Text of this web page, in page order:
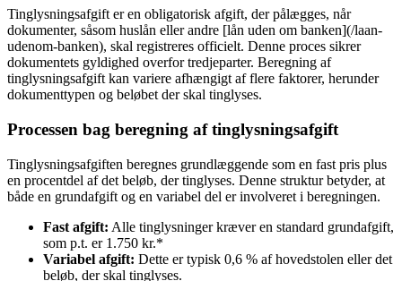
Tinglysningsafgift er en obligatorisk afgift, der pålægges, når
dokumenter, såsom huslån eller andre [lån uden om banken](/laan-
udenom-banken), skal registreres officielt. Denne proces sikrer
dokumentets gyldighed overfor tredjeparter. Beregning af
tinglysningsafgift kan variere afhængigt af flere faktorer, herunder
dokumenttypen og beløbet der skal tinglyses.
Processen bag beregning af tinglysningsafgift
Tinglysningsafgiften beregnes grundlæggende som en fast pris plus
en procentdel af det beløb, der tinglyses. Denne struktur betyder, at
både en grundafgift og en variabel del er involveret i beregningen.
Fast afgift: Alle tinglysninger kræver en standard grundafgift,
som p.t. er 1.750 kr.*
Variabel afgift: Dette er typisk 0,6 % af hovedstolen eller det
beløb, der skal tinglyses.